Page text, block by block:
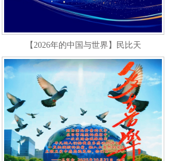
【2026年的中国与世界】民比天